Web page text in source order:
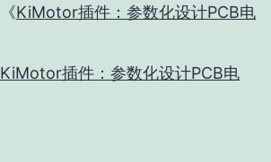
KiMotor插件：参数化设计PCB电
KiMotor插件：参数化设计PCB电